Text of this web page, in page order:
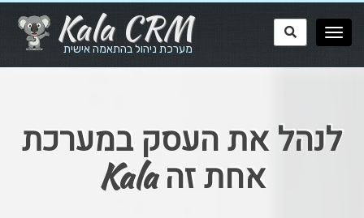
Kala CRM
מערכת ניהול בהתאמה אישית
לנהל את העסק במערכת
אחת זהKala